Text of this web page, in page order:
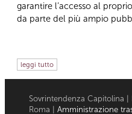
garantire l’accesso al
da parte del più ampio
leggi tutto
Sovrintendenza Capitolina
Roma | Amministrazione